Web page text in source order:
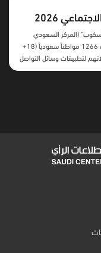
2026
(المركز السعودي
لاستطلاعات الرأي) بإجراء دراسة شملت 1266 مواطناً سعودياً (18+
لتطبيقات وسائل التواصل
سنوات من النمو المطرد،
المنصات تسجل اتجاهًا
تراجع نسب الاستخدام بدرجات
في ...